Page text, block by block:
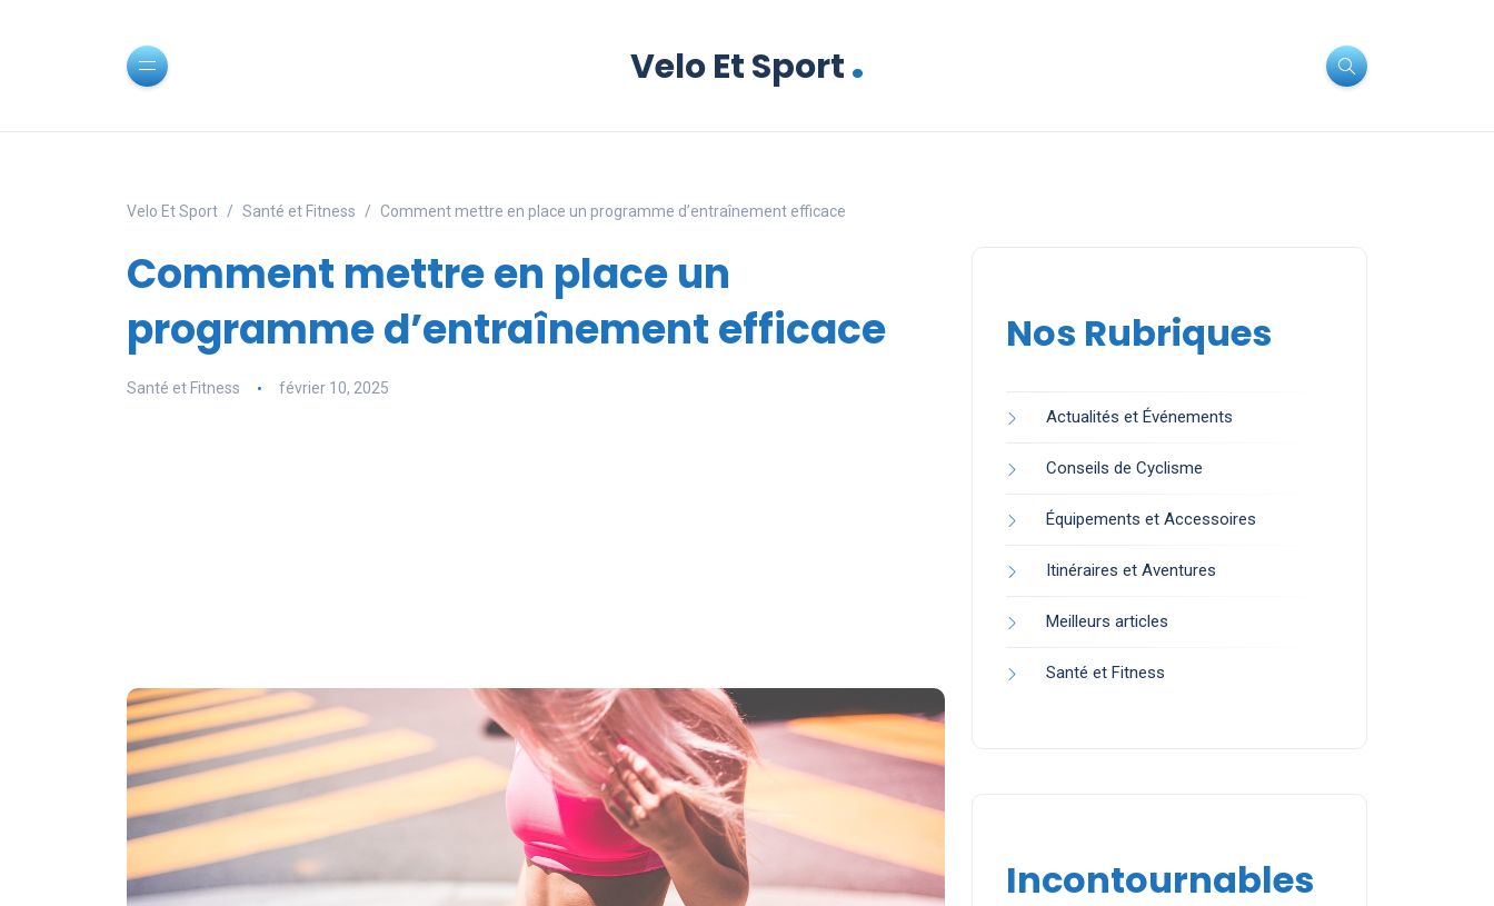
Velo Et Sport.
Velo Et Sport Santé et Fitness Comment mettre en place un programme d’entraînement efficace
Comment mettre en place un
programme d’entraînement efficace
Santé et Fitness février 10, 2025
Nos Rubriques
Actualités et Événements
Conseils de Cyclisme
Équipements et Accessoires
Itinéraires et Aventures
Meilleurs articles
Santé et Fitness
Incontournables